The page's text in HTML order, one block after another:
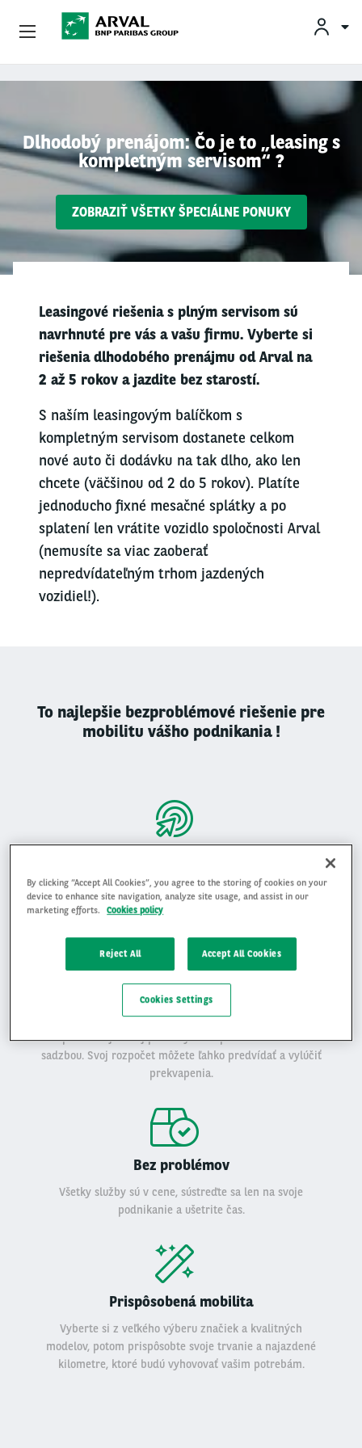
Dlhodobý prenájom: Čo je to „leasing s
kompletným servisom“ ?
ZOBRAZIŤ VŠETKY ŠPECIÁLNE PONUKY
Leasingové riešenia s plným servisom sú
navrhnuté pre vás a vašu firmu. Vyberte si
riešenia dlhodobého prenájmu od Arval na
2 až 5 rokov a jazdite bez starostí.
S naším leasingovým balíčkom s
kompletným servisom dostanete celkom
nové auto či dodávku na tak dlho, ako len
chcete (väčšinou od 2 do 5 rokov). Platíte
jednoducho fixné mesačné splátky a po
splatení len vrátite vozidlo spoločnosti Arval
(nemusíte sa viac zaoberať
nepredvídateľným trhom jazdených
vozidiel!).
To najlepšie bezproblémové riešenie pre
mobilitu vášho podnikania !
Získajte pre svoje podnikanie výhodnú ponuku s
najlepšou hodnotou a jazdite na novom aute bez obáv zo
znehodnotenia.
Zvýšte svoj zisk
Optimalizujte svoj peňažný tok s pevnou mesačnou
sadzbou. Svoj rozpočet môžete ľahko predvídať a vylúčiť
prekvapenia.
Bez problémov
Všetky služby sú v cene, sústreďte sa len na svoje
podnikanie a ušetrite čas.
Prispôsobená mobilita
Vyberte si z veľkého výberu značiek a kvalitných
modelov, potom prispôsobte svoje trvanie a najazdené
kilometre, ktoré budú vyhovovať vašim potrebám.
Podnikatelia
Partneri
Informácie Pre Vodičov
By clicking “Accept All Cookies”, you agree to the storing of cookies on your
device to enhance site navigation, analyze site usage, and assist in our
marketing efforts.
Cookies policy
Reject All Accept All Cookies
Cookies Settings